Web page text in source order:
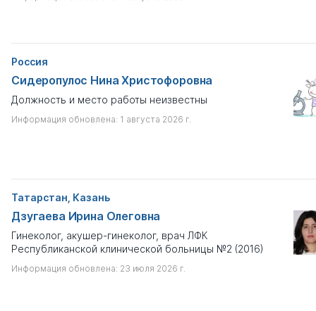
Россия
Сидеропулос Нина Христофоровна
Должность и место работы неизвестны
Информация обновлена: 1 августа 2026 г.
Татарстан, Казань
Дзугаева Ирина Олеговна
Гинеколог, акушер-гинеколог, врач ЛФК
Республиканской клинической больницы №2 (2016)
Информация обновлена: 23 июля 2026 г.
Наличие собственных диссертаций
Принимал участие в чужих работах ?
Не важно
Автор некорректных публикаций
Выберите